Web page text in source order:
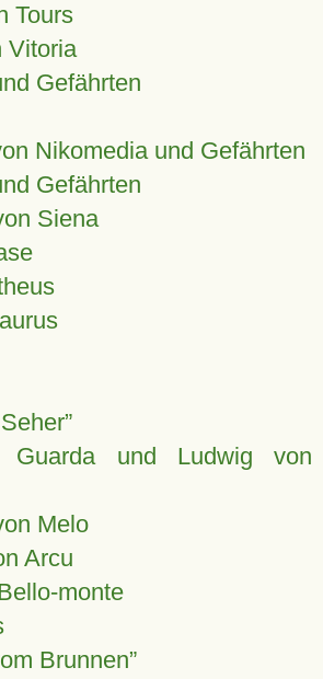
Tours
Vitoria
Gefährten
Nikomedia und Gefährten
Gefährten
Siena
Guarda und Ludwig von
Melo
Arcu
monte
Brunnen